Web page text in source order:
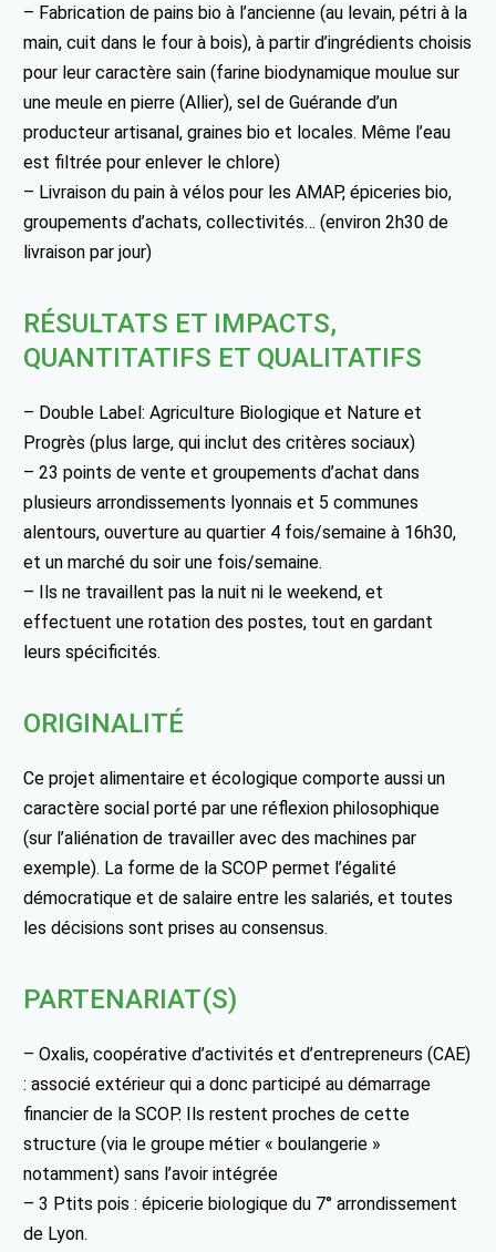
– Fabrication de pains bio à l’ancienne (au levain, pétri à la
main, cuit dans le four à bois), à partir d’ingrédients choisis
pour leur caractère sain (farine biodynamique moulue sur
une meule en pierre (Allier), sel de Guérande d’un
producteur artisanal, graines bio et locales. Même l’eau
est filtrée pour enlever le chlore)
– Livraison du pain à vélos pour les AMAP, épiceries bio,
groupements d’achats, collectivités… (environ 2h30 de
livraison par jour)
RÉSULTATS ET IMPACTS,
QUANTITATIFS ET QUALITATIFS
– Double Label: Agriculture Biologique et Nature et
Progrès (plus large, qui inclut des critères sociaux)
– 23 points de vente et groupements d’achat dans
plusieurs arrondissements lyonnais et 5 communes
alentours, ouverture au quartier 4 fois/semaine à 16h30,
et un marché du soir une fois/semaine.
– Ils ne travaillent pas la nuit ni le weekend, et
effectuent une rotation des postes, tout en gardant
leurs spécificités.
ORIGINALITÉ
Ce projet alimentaire et écologique comporte aussi un
caractère social porté par une réflexion philosophique
(sur l’aliénation de travailler avec des machines par
exemple). La forme de la SCOP permet l’égalité
démocratique et de salaire entre les salariés, et toutes
les décisions sont prises au consensus.
PARTENARIAT(S)
– Oxalis, coopérative d’activités et d’entrepreneurs (CAE)
: associé extérieur qui a donc participé au démarrage
financier de la SCOP. Ils restent proches de cette
structure (via le groupe métier « boulangerie »
notamment) sans l’avoir intégrée
– 3 Ptits pois : épicerie biologique du 7° arrondissement
de Lyon.